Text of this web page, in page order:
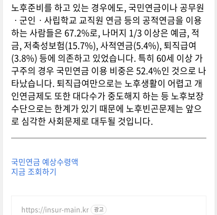
노후준비를 하고 있는 경우에도, 국민연금이나 공무원
ㆍ군인ㆍ사립학교 교직원 연금 등의 공적연금을 이용
하는 사람들은 67.2%로, 나머지 1/3 이상은 예금, 적
금, 저축성보험(15.7%), 사적연금(5.4%), 퇴직급여
(3.8%) 등에 의존하고 있었습니다. 특히 60세 이상 가
구주의 경우 국민연금 이용 비중은 52.4%인 것으로 나
타났습니다. 퇴직급여만으로는 노후생활이 어렵고 개
인연금제도 또한 대다수가 중도해지 하는 등 노후보장
수단으로는 한계가 있기 때문에 노후빈곤문제는 앞으
로 심각한 사회문제로 대두될 것입니다.
국민연금 예상수령액
지금 조회하기
https://insur-main.kr 광고